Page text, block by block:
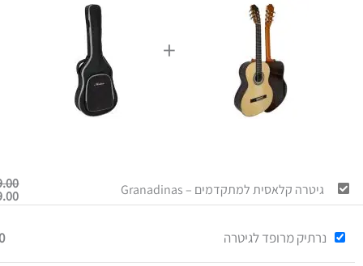
+
גיטרה קלאסית למתקדמים – Granadinas
נרתיק מרופד לגיטרה